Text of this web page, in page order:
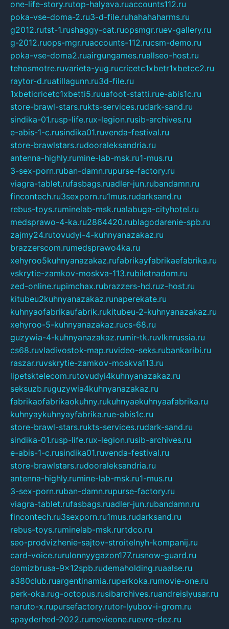
one-life-story.rutop-halyava.ruaccounts112.ru
poka-vse-doma-2.ru3-d-file.ruhahahaharms.ru
g2012.rutst-1.rushaggy-cat.ruopsmgr.ruev-gallery.ru
g-2012.ruops-mgr.ruaccounts-112.rucsm-demo.ru
poka-vse-doma2.ruairgungames.ruallseo-host.ru
tehosmotre.ruvarieta-yug.rucricetc1xbetr1xbetcc2.ru
raytor-d.ruatillagunn.ru3d-file.ru
1xbeticricetc1xbetti5.ruuafoot-statti.rue-abis1c.ru
store-brawl-stars.rukts-services.rudark-sand.ru
sindika-01.rusp-life.rux-legion.rusib-archives.ru
e-abis-1-c.rusindika01.ruvenda-festival.ru
store-brawlstars.rudooraleksandria.ru
antenna-highly.rumine-lab-msk.ru1-mus.ru
3-sex-porn.ruban-damn.rupurse-factory.ru
viagra-tablet.rufasbags.ruadler-jun.rubandamn.ru
fincontech.ru3sexporn.ru1mus.rudarksand.ru
rebus-toys.ruminelab-msk.rualabuga-cityhotel.ru
medsprawo-4-ka.ru2864420.rublagodarenie-spb.ru
zajmy24.rutovudyi-4-kuhnyanazakaz.ru
brazzerscom.rumedsprawo4ka.ru
xehyroo5kuhnyanazakaz.rufabrikayfabrikaefabrika.ru
vskrytie-zamkov-moskva-113.rubiletnadom.ru
zed-online.rupimchax.rubrazzers-hd.ruz-host.ru
kitubeu2kuhnyanazakaz.runaperekate.ru
kuhnyaofabrikaufabrik.rukitubeu-2-kuhnyanazakaz.ru
xehyroo-5-kuhnyanazakaz.rucs-68.ru
guzywia-4-kuhnyanazakaz.rumir-tk.ruvlknrussia.ru
cs68.ruvladivostok-map.ruvideo-seks.rubankaribi.ru
raszar.ruvskrytie-zamkov-moskva113.ru
lipetsktelecom.rutovudyi4kuhnyanazakaz.ru
seksuzb.ruguzywia4kuhnyanazakaz.ru
fabrikaofabrikaokuhny.rukuhnyaekuhnyaafabrika.ru
kuhnyaykuhnyayfabrika.rue-abis1c.ru
store-brawl-stars.rukts-services.rudark-sand.ru
sindika-01.rusp-life.rux-legion.rusib-archives.ru
e-abis-1-c.rusindika01.ruvenda-festival.ru
store-brawlstars.rudooraleksandria.ru
antenna-highly.rumine-lab-msk.ru1-mus.ru
3-sex-porn.ruban-damn.rupurse-factory.ru
viagra-tablet.rufasbags.ruadler-jun.rubandamn.ru
fincontech.ru3sexporn.ru1mus.rudarksand.ru
rebus-toys.ruminelab-msk.rurtdco.ru
seo-prodvizhenie-sajtov-stroitelnyh-kompanij.ru
card-voice.rurulonnyygazon177.rusnow-guard.ru
domizbrusa-9x12spb.rudemaholding.ruaalse.ru
a380club.ruargentinamia.ruperkoka.rumovie-one.ru
perk-oka.rug-octopus.rusibarchives.ruandreislyusar.ru
naruto-x.rupursefactory.rutor-lyubov-i-grom.ru
spayderhed-2022.rumovieone.ruevro-dez.ru